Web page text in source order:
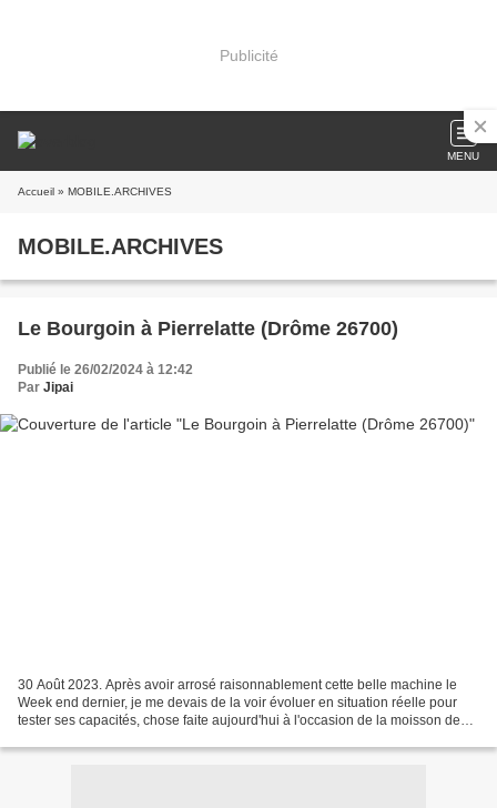
Publicité
MENU
Accueil » MOBILE.ARCHIVES
MOBILE.ARCHIVES
Le Bourgoin à Pierrelatte (Drôme 26700)
Publié le 26/02/2024 à 12:42
Par Jipai
30 Août 2023. Après avoir arrosé raisonnablement cette belle machine le
Week end dernier, je me devais de la voir évoluer en situation réelle pour
tester ses capacités, chose faite aujourd'hui à l'occasion de la moisson des